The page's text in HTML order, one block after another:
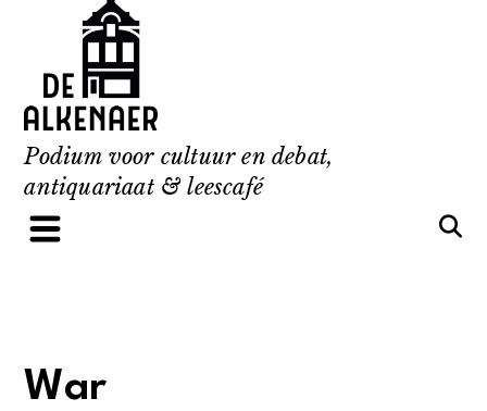
content
Podium voor cultuur en debat,
antiquariaat & leescafé
War